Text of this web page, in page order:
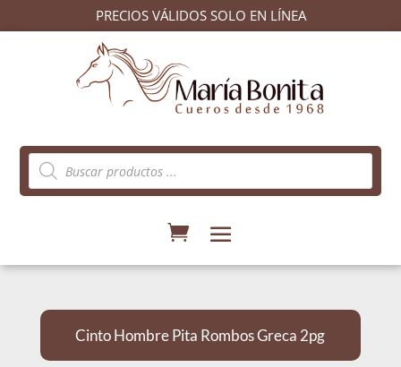
PRECIOS VÁLIDOS SOLO EN LÍNEA
Búsqueda
de
productos
Cinto Hombre Pita Rombos Greca 2pg